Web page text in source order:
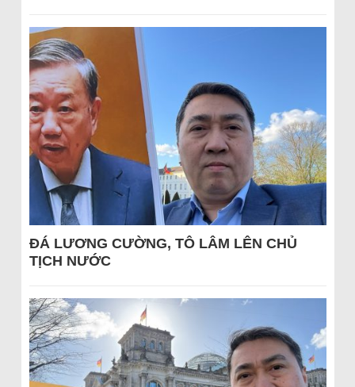
ĐÁ LƯƠNG CƯỜNG, TÔ LÂM LÊN CHỦ
TỊCH NƯỚC